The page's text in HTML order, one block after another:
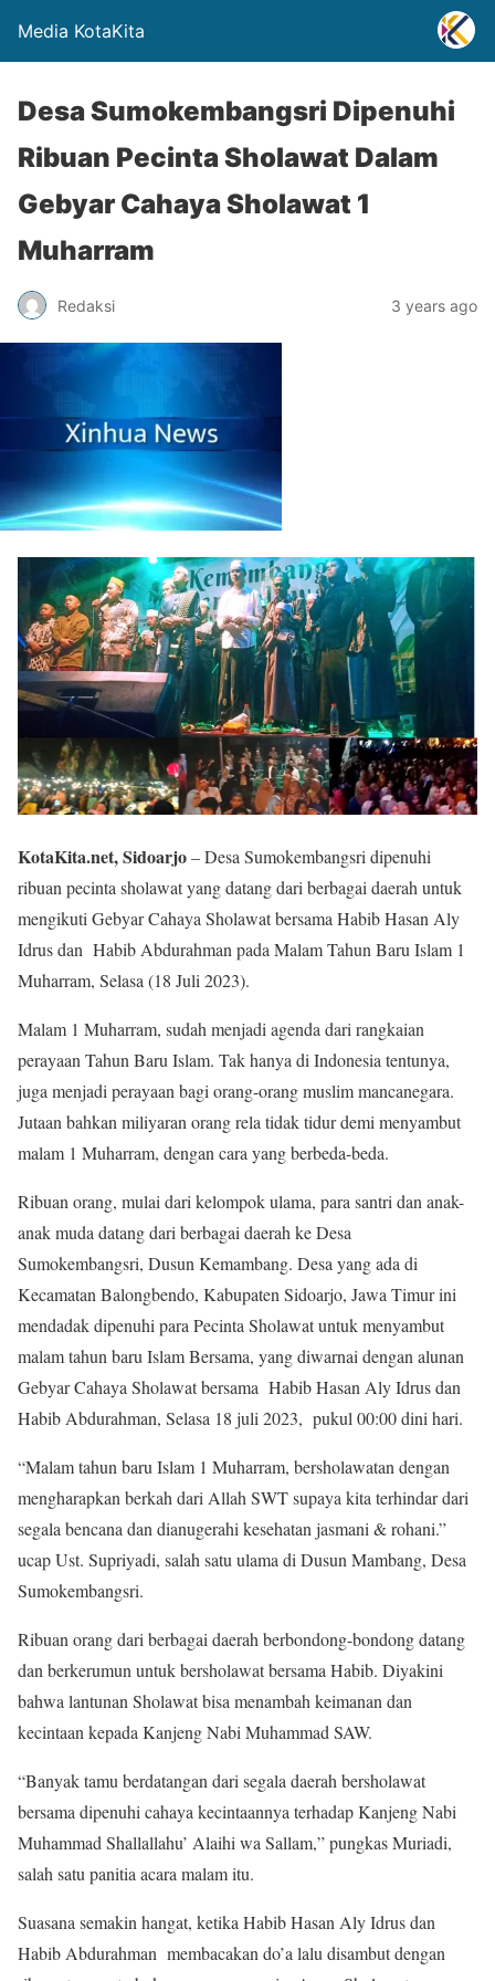
Media KotaKita
Desa Sumokembangsri Dipenuhi
Ribuan Pecinta Sholawat Dalam
Gebyar Cahaya Sholawat 1
Muharram
Redaksi 3 years ago
KotaKita.net, Sidoarjo– Desa Sumokembangsri dipenuhi
ribuan pecinta sholawat yang datang dari berbagai daerah untuk
mengikuti Gebyar Cahaya Sholawat bersama Habib Hasan Aly
Idrus dan Habib Abdurahman pada Malam Tahun Baru Islam 1
Muharram, Selasa (18 Juli 2023).
Malam 1 Muharram, sudah menjadi agenda dari rangkaian
perayaan Tahun Baru Islam. Tak hanya di Indonesia tentunya,
juga menjadi perayaan bagi orang-orang muslim mancanegara.
Jutaan bahkan miliyaran orang rela tidak tidur demi menyambut
malam 1 Muharram, dengan cara yang berbeda-beda.
Ribuan orang, mulai dari kelompok ulama, para santri dan anak-
anak muda datang dari berbagai daerah ke Desa
Sumokembangsri, Dusun Kemambang. Desa yang ada di
Kecamatan Balongbendo, Kabupaten Sidoarjo, Jawa Timur ini
mendadak dipenuhi para Pecinta Sholawat untuk menyambut
malam tahun baru Islam Bersama, yang diwarnai dengan alunan
Gebyar Cahaya Sholawat bersama Habib Hasan Aly Idrus dan
Habib Abdurahman, Selasa 18 juli 2023, pukul 00:00 dini hari.
“Malam tahun baru Islam 1 Muharram, bersholawatan dengan
mengharapkan berkah dari Allah SWT supaya kita terhindar dari
segala bencana dan dianugerahi kesehatan jasmani & rohani.”
ucap Ust. Supriyadi, salah satu ulama di Dusun Mambang, Desa
Sumokembangsri.
Ribuan orang dari berbagai daerah berbondong-bondong datang
dan berkerumun untuk bersholawat bersama Habib. Diyakini
bahwa lantunan Sholawat bisa menambah keimanan dan
kecintaan kepada Kanjeng Nabi Muhammad SAW.
“Banyak tamu berdatangan dari segala daerah bersholawat
bersama dipenuhi cahaya kecintaannya terhadap Kanjeng Nabi
Muhammad Shallallahu’ Alaihi wa Sallam,” pungkas Muriadi,
salah satu panitia acara malam itu.
Suasana semakin hangat, ketika Habib Hasan Aly Idrus dan
Habib Abdurahman membacakan do’a lalu disambut dengan